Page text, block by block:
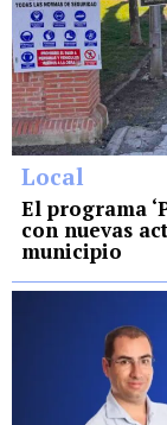
Local
El programa
con nuevas
municipio